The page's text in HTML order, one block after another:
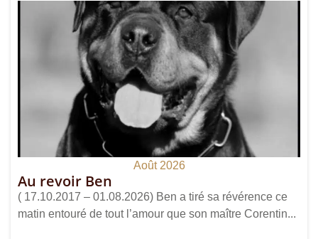
Août 2026
Au revoir Ben
( 17.10.2017 – 01.08.2026) Ben a tiré sa révérence ce
matin entouré de tout l’amour que son maître Corentin...